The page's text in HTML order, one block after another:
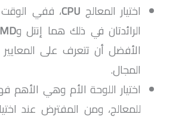
اختيار المعالج CPU، ففي الوقت
الرائدتان في ذلك هما إنتل و
الأفضل أن تتعرف على
المجال.
اختيار اللوحة الأم وهي الأهم
للمعالج، ومن المفترض عند